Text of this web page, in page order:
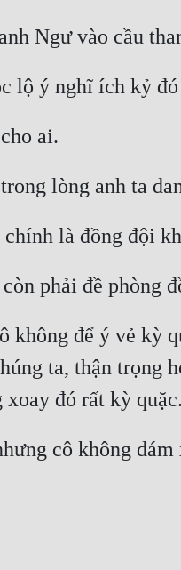
Ngư vào cầu
lộ ý nghĩ ích kỷ
ai.
lòng anh ta
là đồng đội
phải đề phòng
để ý vẻ kỳ
ta, thận trọng
đó rất kỳ
cô không